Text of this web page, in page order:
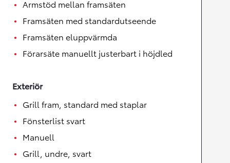
Armstöd mellan framsäten
Framsäten med standardutseende
Framsäten eluppvärmda
Förarsäte manuellt justerbart i höjdled
Exteriör
Grill fram, standard med staplar
Fönsterlist svart
Manuell
Grill, undre, svart